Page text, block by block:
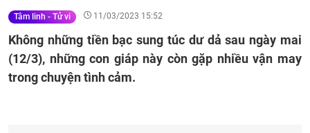
Tâm linh - Tử vi 11/03/2023 15:52
Không những tiền bạc sung túc dư dả sau ngày mai
(12/3), những con giáp này còn gặp nhiều vận may
trong chuyện tình cảm.